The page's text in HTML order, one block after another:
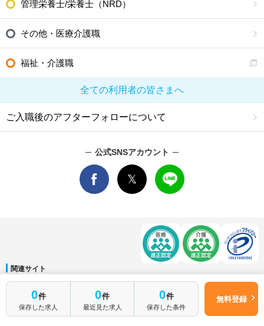
0件
保存した求人
0件
最近見た求人
0件
保存した条件
無料登録
管理栄養士/栄養士（NRD）
その他・医療介護職
福祉・介護職
全ての利用者の皆さまへ
ご入職後のアフターフォローについて
公式SNSアカウント
関連サイト
マイナビDOCTOR│マイナビ看護師│マイナビ薬剤師│マイナビ保育士
運営会社
会社概要│ ご利用規約 個人情報保護方針 サイトマップ│お問い合わせ